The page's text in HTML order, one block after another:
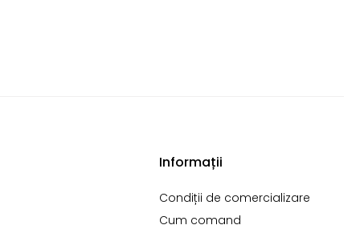
Informații
Condiții de comercializare
Cum comand